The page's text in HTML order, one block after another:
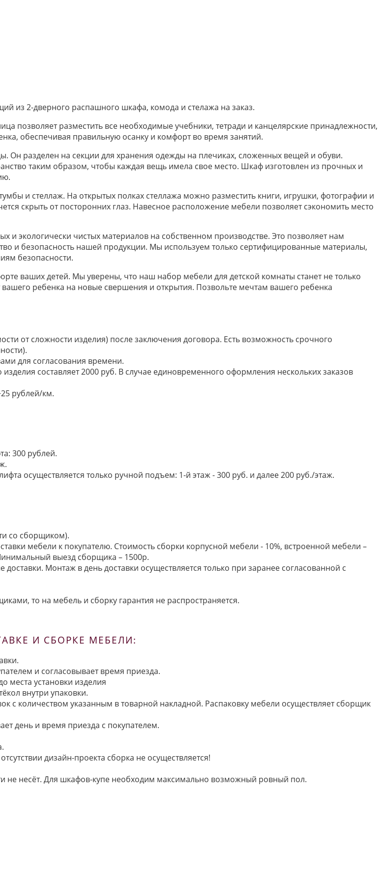
из 2-дверного распашного шкафа, комода и стелажа на заказ.
позволяет разместить все необходимые учебники, тетради и канцелярские принадлежности,
обеспечивая правильную осанку и комфорт во время занятий.
разделен на секции для хранения одежды на плечиках, сложенных вещей и обуви.
таким образом, чтобы каждая вещь имела свое место. Шкаф изготовлен из прочных и
и стеллаж. На открытых полках стеллажа можно разместить книги, игрушки, фотографии и
скрыть от посторонних глаз. Навесное расположение мебели позволяет сэкономить место
и экологически чистых материалов на собственном производстве. Это позволяет нам
и безопасность нашей продукции. Мы используем только сертифицированные материалы,
безопасности.
ваших детей. Мы уверены, что наш набор мебели для детской комнаты станет не только
ребенка на новые свершения и открытия. Позвольте мечтам вашего ребенка
от сложности изделия) после заключения договора. Есть возможность срочного
для согласования времени.
составляет 2000 руб. В случае единовременного оформления нескольких заказов
рублей/км.
300 рублей.
осуществляется только ручной подъем: 1-й этаж - 300 руб. и далее 200 руб./этаж.
со сборщиком).
мебели к покупателю. Стоимость сборки корпусной мебели - 10%, встроенной мебели –
выезд сборщика – 1500р.
Монтаж в день доставки осуществляется только при заранее согласованной с
то на мебель и сборку гарантия не распространяется.
И СБОРКЕ МЕБЕЛИ:
и согласовывает время приезда.
места установки изделия
внутри упаковки.
с количеством указанным в товарной накладной. Распаковку мебели осуществляет сборщик
день и время приезда с покупателем.
дизайн-проекта сборка не осуществляется!
не несёт. Для шкафов-купе необходим максимально возможный ровный пол.